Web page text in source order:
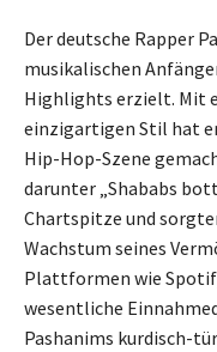
Der deutsche Rapper
musikalischen
Highlights erzielt. Mit
einzigartigen Stil hat
Hip-Hop-Szene
darunter „Shababs
Chartspitze und
Wachstum seines
Plattformen wie
wesentliche
Pashanims kurdisch-